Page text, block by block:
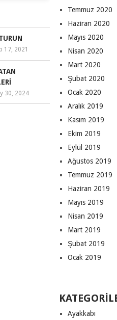
17, 2021
30, 2024
Temmuz 2020
Haziran 2020
Mayıs 2020
Nisan 2020
Mart 2020
Şubat 2020
Ocak 2020
Aralık 2019
Kasım 2019
Ekim 2019
Eylül 2019
Ağustos 2019
Temmuz 2019
Haziran 2019
Mayıs 2019
Nisan 2019
Mart 2019
Şubat 2019
Ocak 2019
Ayakkabı